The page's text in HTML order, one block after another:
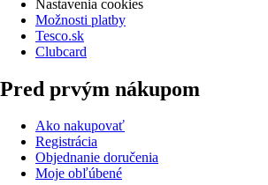
Nastavenia cookies
Možnosti platby
Tesco.sk
Clubcard
Pred prvým nákupom
Ako nakupovať
Registrácia
Objednanie doručenia
Moje obľúbené